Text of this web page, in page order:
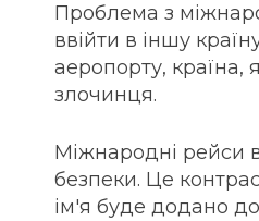
Проблема з
ввійти в іншу
аеропорту, країна,
злочинця.
Міжнародні рейси
безпеки. Це
ім'я буде додано